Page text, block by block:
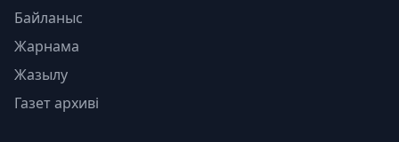
Байланыс
Жарнама
Жазылу
Газет архиві